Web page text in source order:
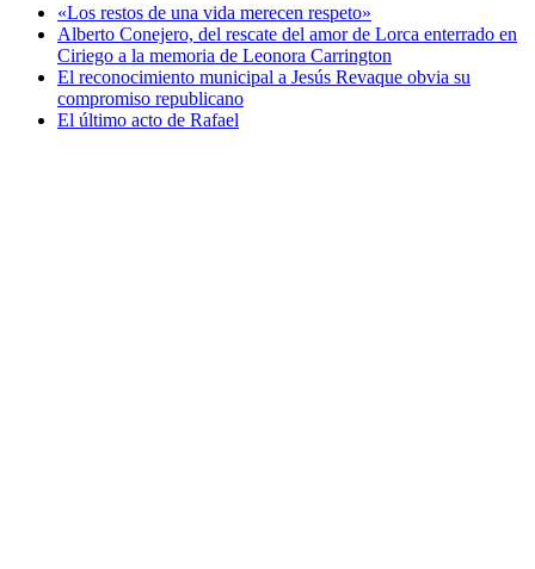
«Los restos de una vida merecen respeto»
Alberto Conejero, del rescate del amor de Lorca enterrado en
Ciriego a la memoria de Leonora Carrington
El reconocimiento municipal a Jesús Revaque obvia su
compromiso republicano
El último acto de Rafael